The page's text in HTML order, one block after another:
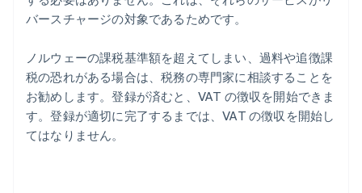
バースチャージの対象であるためです。
ノルウェーの課税基準額を超えてしまい、過料や追徴課
税の恐れがある場合は、税務の専門家に相談することを
お勧めします。登録が済むと、VAT の徴収を開始できま
す。登録が適切に完了するまでは、VAT の徴収を開始し
てはなりません。